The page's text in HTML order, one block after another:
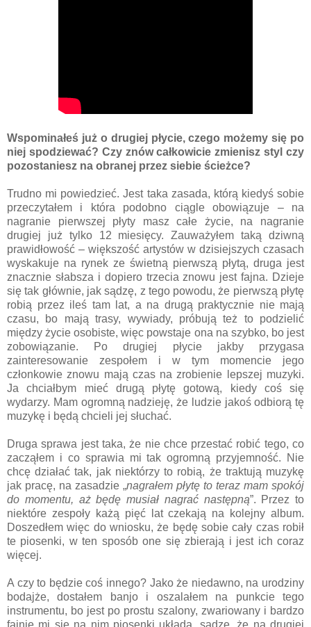
Wspominałeś już o drugiej płycie, czego możemy się po
niej spodziewać? Czy znów całkowicie zmienisz styl czy
pozostaniesz na obranej przez siebie ścieżce?
Trudno mi powiedzieć. Jest taka zasada, którą kiedyś sobie
przeczytałem i która podobno ciągle obowiązuje – na
nagranie pierwszej płyty masz całe życie, na nagranie
drugiej już tylko 12 miesięcy. Zauważyłem taką dziwną
prawidłowość – większość artystów w dzisiejszych czasach
wyskakuje na rynek ze świetną pierwszą płytą, druga jest
znacznie słabsza i dopiero trzecia znowu jest fajna. Dzieje
się tak głównie, jak sądzę, z tego powodu, że pierwszą płytę
robią przez ileś tam lat, a na drugą praktycznie nie mają
czasu, bo mają trasy, wywiady, próbują też to podzielić
między życie osobiste, więc powstaje ona na szybko, bo jest
zobowiązanie. Po drugiej płycie jakby przygasa
zainteresowanie zespołem i w tym momencie jego
członkowie znowu mają czas na zrobienie lepszej muzyki.
Ja chciałbym mieć drugą płytę gotową, kiedy coś się
wydarzy. Mam ogromną nadzieję, że ludzie jakoś odbiorą tę
muzykę i będą chcieli jej słuchać.
Druga sprawa jest taka, że nie chce przestać robić tego, co
zacząłem i co sprawia mi tak ogromną przyjemność. Nie
chcę działać tak, jak niektórzy to robią, że traktują muzykę
jak pracę, na zasadzie „nagrałem płytę to teraz mam spokój
do momentu, aż będę musiał nagrać następną”. Przez to
niektóre zespoły każą pięć lat czekają na kolejny album.
Doszedłem więc do wniosku, że będę sobie cały czas robił
te piosenki, w ten sposób one się zbierają i jest ich coraz
więcej.
A czy to będzie coś innego? Jako że niedawno, na urodziny
bodajże, dostałem banjo i oszalałem na punkcie tego
instrumentu, bo jest po prostu szalony, zwariowany i bardzo